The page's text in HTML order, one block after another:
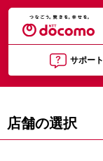
サポート
店舗の選択